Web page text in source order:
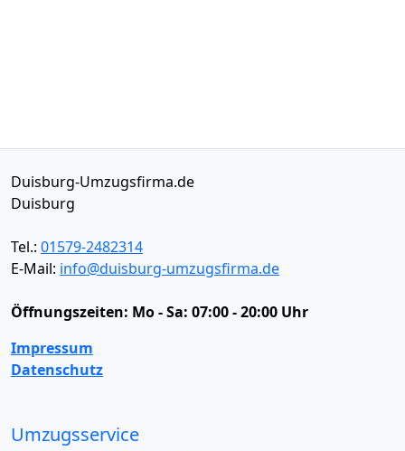
Duisburg-Umzugsfirma.de
Duisburg
Tel.: 01579-2482314
E-Mail: info@duisburg-umzugsfirma.de
Öffnungszeiten: Mo - Sa: 07:00 - 20:00 Uhr
Impressum
Datenschutz
Umzugsservice